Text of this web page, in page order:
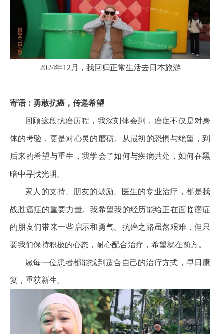
2024年12月，我回归正常生活去日本旅游
寄语：勇敢抗癌，传递希望
回顾这段抗癌历程，我深刻体会到，癌症不仅是对身
体的考验，更是对心灵的磨砺。从最初的恐惧与绝望，到
后来的希望与重生，我学会了如何与疾病共处，如何在黑
暗中寻找光明。
家人的支持、朋友的鼓励、医生的专业治疗，都是我
战胜癌症的重要力量。我希望我的经历能给正在面临癌症
的朋友们带来一些启示和勇气。抗癌之路虽然艰难，但只
要我们保持积极的心态，耐心配合治疗，希望就在前方。
愿每一位患者都能找到适合自己的治疗方式，早日康
复，重获新生。